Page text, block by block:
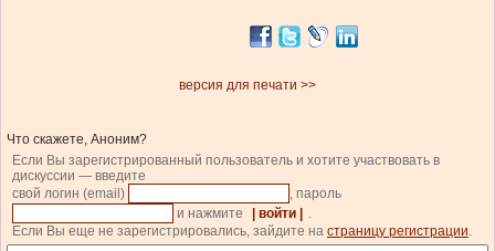
версия для печати >>
Что скажете, Аноним?
Если Вы зарегистрированный пользователь и хотите участвовать в
дискуссии — введите
свой логин (email)
, пароль
и нажмите
| войти |
.
Если Вы еще не зарегистрировались, зайдите на страницу регистрации.